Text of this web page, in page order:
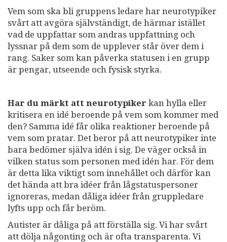
Vem som ska bli gruppens ledare har neurotypiker
svårt att avgöra självständigt, de härmar istället
vad de uppfattar som andras uppfattning och
lyssnar på dem som de upplever står över dem i
rang. Saker som kan påverka statusen i en grupp
är pengar, utseende och fysisk styrka.
Har du märkt att neurotypiker kan hylla eller
kritisera en idé beroende på vem som kommer med
den? Samma idé får olika reaktioner beroende på
vem som pratar. Det beror på att neurotypiker inte
bara bedömer själva idén i sig. De väger också in
vilken status som personen med idén har. För dem
är detta lika viktigt som innehållet och därför kan
det hända att bra idéer från lågstatuspersoner
ignoreras, medan dåliga idéer från gruppledare
lyfts upp och får beröm.
Autister är dåliga på att förställa sig. Vi har svårt
att dölja någonting och är ofta transparenta. Vi